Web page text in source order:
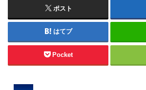
ポスト
はてブ
Pocket